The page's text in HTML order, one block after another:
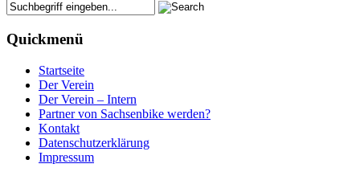
Quickmenü
Startseite
Der Verein
Der Verein – Intern
Partner von Sachsenbike werden?
Kontakt
Datenschutzerklärung
Impressum